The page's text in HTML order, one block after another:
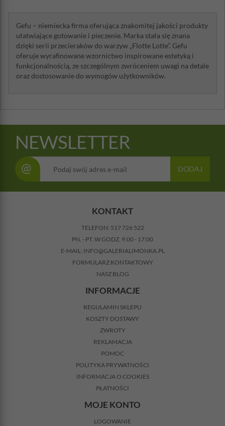
Gefu – niemiecka firma oferująca znakomitej jakości produkty
ułatwiające gotowanie i pieczenie. Marka stała się znana
dzięki serii przecieraków do warzyw „Flotte Lotte”. Gefu
oferuje wyrafinowane wzornictwo inspirowane estetyką i
funkcjonalnością, ze szczególnym zwróceniem uwagi na detale
oraz dostosowanie do wymogów użytkowników.
NEWSLETTER
@ DODAJ
KONTAKT
TELEFON: 517 726 522
PN. - PT. W GODZ. 9:00 - 17:00
E-MAIL: INFO@GALERIALIMONKA.PL
FORMULARZ KONTAKTOWY
NASZ BLOG
INFORMACJE
REGULAMIN SKLEPU
KOSZTY DOSTAWY
ZWROTY
REKLAMACJA
POMOC
POLITYKA PRYWATNOŚCI
INFORMACJA O COOKIES
PŁATNOŚCI
MOJE KONTO
LOGOWANIE